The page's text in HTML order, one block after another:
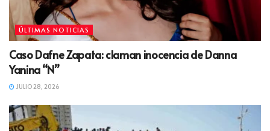
ÚLTIMAS NOTICIAS
Caso Dafne Zapata: claman inocencia de Danna
Yanina “N”
JULIO 28, 2026